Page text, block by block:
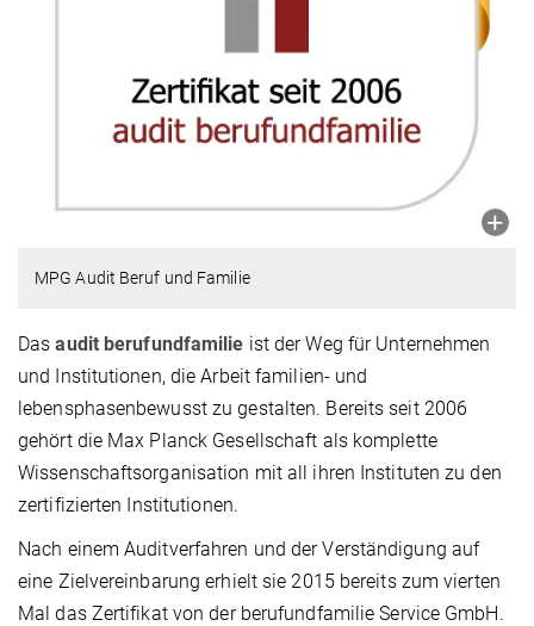
MPG Audit Beruf und Familie
Dasaudit berufundfamilie ist der Weg für Unternehmen
und Institutionen, die Arbeit familien- und
lebensphasenbewusst zu gestalten. Bereits seit 2006
gehört die Max Planck Gesellschaft als komplette
Wissenschaftsorganisation mit all ihren Instituten zu den
zertifizierten Institutionen.
Nach einem Auditverfahren und der Verständigung auf
eine Zielvereinbarung erhielt sie 2015 bereits zum vierten
Mal das Zertifikat von der berufundfamilie Service GmbH.